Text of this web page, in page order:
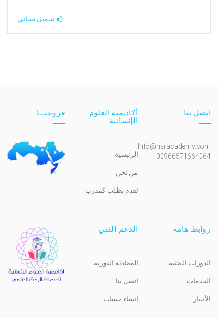
تحميل مجاني
اتصل بنا
Info@hsracademy.com
00966571664064
أكاديمية العلوم
الإنسانية
الرئيسية
من نحن
تقدم بطلب كمدرب
فروعنــا
روابط هامة
الدورات البحثية
الخدمات
الأخبار
الدعم الفني
المحادثة الفورية
اتصل بنا
إنشاء حساب